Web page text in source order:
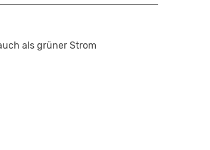
als grüner Strom